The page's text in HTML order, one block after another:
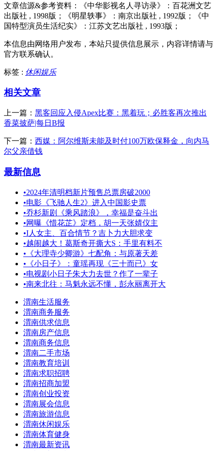
文章信源&参考资料：《中华影视名人寻访录》：百花洲文艺
出版社 , 1998版；《明星轶事》：南京出版社 , 1992版；《中
国特型演员生活纪实》：江苏文艺出版社 , 1993版；
本信息由网络用户发布， 本站只提供信息展示，内容详情请与
官方联系确认。
标签 : 休闲娱乐
相关文章
上一篇： 黑客回应入侵Apex比赛：黑着玩；必胜客再次推出
香菜披萨|每日B报
下一篇： 西媒：阿尔维斯未能及时付100万欧保释金，向内马
尔父亲借钱
最新信息
•2024年清明档新片预售总票房破2000
•电影《飞驰人生2》进入中国影史票
•乔杉新剧《乘风踏浪》，幸福是奋斗出
•网曝《惜花芷》定档，胡一天张婧仪主
•I人女主、百合情节？吉卜力大胆求变
•越闹越大！葛斯奇开撕大S：手里有料不
• 《大理寺少卿游》七配角：与原著天差
• 《小日子》：童瑶再现《三十而已》女
•电视剧小日子朱大力去世？作了一辈子
•南来北往：马魁永远不懂，彭永丽离开大
渭南生活服务
渭南商务服务
渭南供求信息
渭南房产信息
渭南商务信息
渭南二手市场
渭南教育培训
渭南求职招聘
渭南招商加盟
渭南创业投资
渭南展会信息
渭南旅游信息
渭南休闲娱乐
渭南体育健身
渭南最新资讯